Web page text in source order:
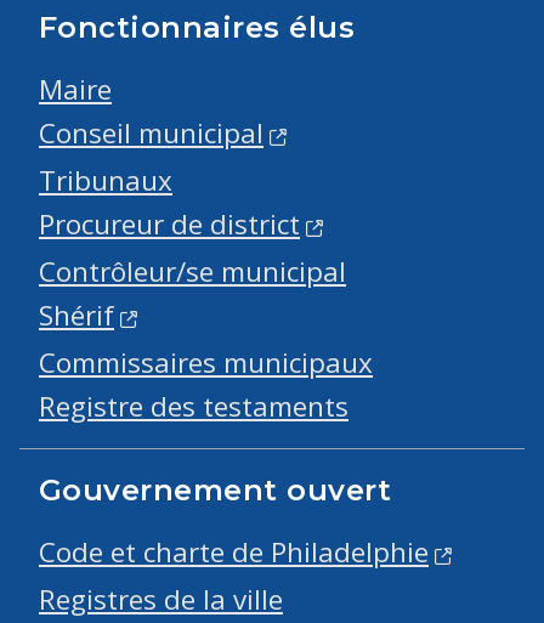
Fonctionnaires élus
Maire
Conseil municipal
Tribunaux
Procureur de district
Contrôleur/se municipal
Shérif
Commissaires municipaux
Registre des testaments
Gouvernement ouvert
Code et charte de Philadelphie
Registres de la ville